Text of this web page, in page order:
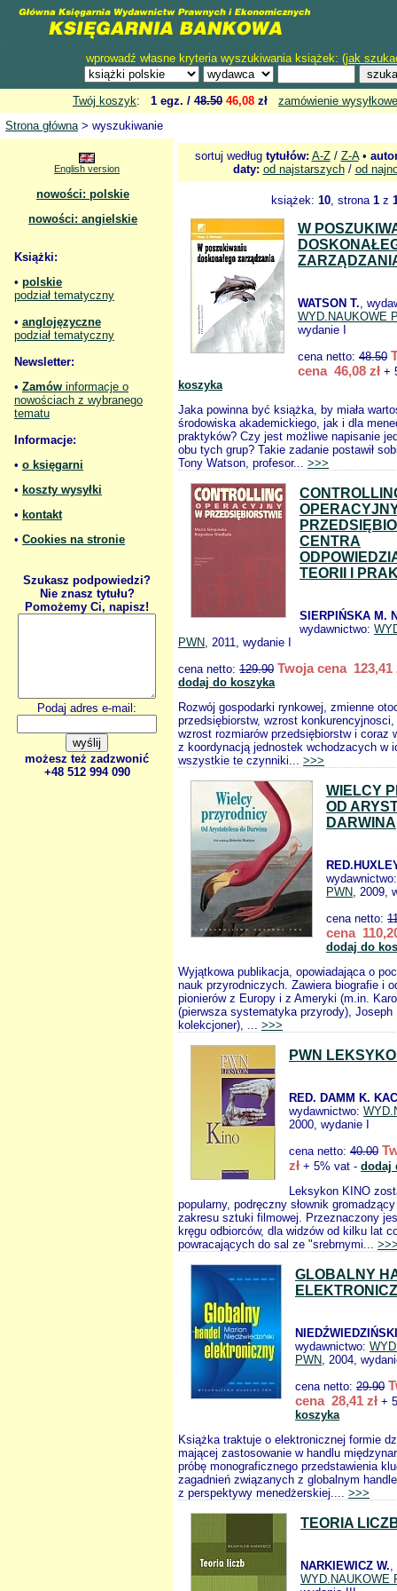
wprowadź własne kryteria wyszukiwania książek: (jak
Twój koszyk: 1 egz. / 48.50 46,08 zł
zamówienie
Strona główna> wyszukiwanie
English version
nowości: polskie
nowości: angielskie
Książki:
• polskie
podział tematyczny
• anglojęzyczne
podział tematyczny
Newsletter:
• Zamów informacje o
nowościach z wybranego
tematu
Informacje:
• o księgarni
• koszty wysyłki
• kontakt
• Cookies na stronie
Szukasz podpowiedzi?
Nie znasz tytułu?
Pomożemy Ci, napisz!
Podaj adres e-mail:
możesz też zadzwonić
+48 512 994 090
sortuj według tytułów: A-Z/ Z-A•
daty: od najstarszych/ od
książek: 10, strona 1 z
W
WATSON T.,
WYD.NAUKOWE
wydanie I
cena netto: 48.50
cena 46,08 zł +
koszyka
Jaka powinna być książka, by miała
środowiska akademickiego, jak i dla
praktyków? Czy jest możliwe napisanie
obu tych grup? Takie zadanie postawił
Tony Watson, profesor... >>>
CENTRA
TEORII I
SIERPIŃSKA M.
wydawnictwo:
PWN, 2011, wydanie I
cena netto: 129.90 Twoja cena 123,41
dodaj do koszyka
Rozwój gospodarki rynkowej, zmienne
przedsiębiorstw, wzrost
wzrost rozmiarów przedsiębiorstw i coraz
z koordynacją jednostek wchodzacych w
wszystkie te czynniki... >>>
WIELCY
OD
DARWINA
PWN, 2009,
cena netto:
cena
dodaj do
Wyjątkowa publikacja, opowiadająca o
nauk przyrodniczych. Zawiera biografie i
pionierów z Europy i z Ameryki (m.in.
(pierwsza systematyka przyrody), Joseph
kolekcjoner), ... >>>
PWN
RED. DAMM K.
wydawnictwo:
2000, wydanie I
cena netto: 40.00
zł + 5% vat - dodaj
Leksykon KINO
popularny, podręczny słownik
zakresu sztuki filmowej. Przeznaczony
kręgu odbiorców, dla widzów od kilku lat
powracających do sal ze "srebrnymi...
GLOBALNY
wydawnictwo:
PWN, 2004,
cena netto: 29.90
cena 28,41 zł +
koszyka
Książka traktuje o elektronicznej formie
mającej zastosowanie w handlu
próbę monograficznego przedstawienia
zagadnień związanych z globalnym
z perspektywy menedżerskiej.... >>>
TEORIA
NARKIEWICZ W.,
WYD.NAUKOWE